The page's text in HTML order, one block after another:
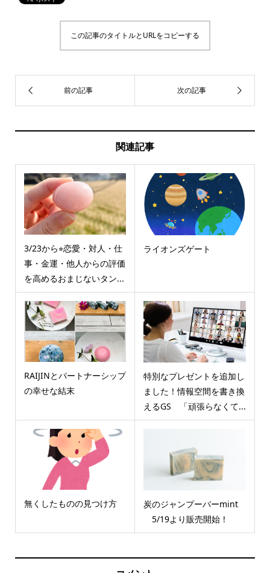
この記事のタイトルとURLをコピーする
関連記事
3/23から⭐︎恋愛・対人・仕
事・金運・他人からの評価
を高めるおまじないタン...
ライオンズゲート
RAIJINとパートナーシップ
の幸せな結末
特別なプレゼントを追加し
ました！情報空間を書き換
えるGS 「頑張らなくて...
無くしたものの見つけ方
炭のジャンプーバーmint
5/19より販売開始！